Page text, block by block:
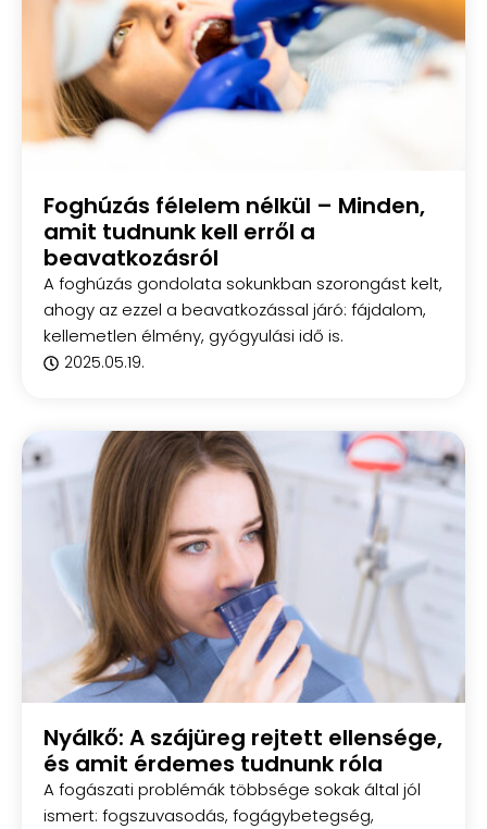
Foghúzás félelem nélkül – Minden,
amit tudnunk kell erről a
beavatkozásról
A foghúzás gondolata sokunkban szorongást kelt,
ahogy az ezzel a beavatkozással járó: fájdalom,
kellemetlen élmény, gyógyulási idő is.
2025.05.19.
Nyálkő: A szájüreg rejtett ellensége,
és amit érdemes tudnunk róla
A fogászati problémák többsége sokak által jól
ismert: fogszuvasodás, fogágybetegség,